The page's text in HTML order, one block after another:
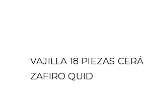
VAJILLA 18 PIEZAS
ZAFIRO QUID